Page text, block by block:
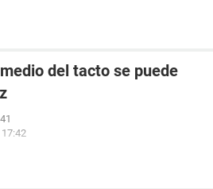
del tacto se puede